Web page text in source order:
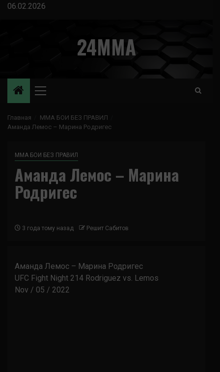
Перейти
06.02.2026
24MMA
Основное
Главная
ММА БОИ БЕЗ ПРАВИЛ
Аманда Лемос – Марина Родригес
ММА БОИ БЕЗ ПРАВИЛ
Аманда Лемос – Марина
Родригес
3 года тому назад Решит Сабитов
Аманда Лемос – Марина Родригес
UFC Fight Night 214 Rodriguez vs. Lemos
Nov / 05 / 2022